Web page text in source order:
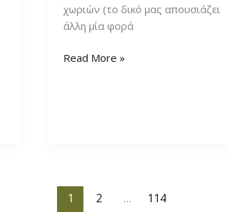
χωριών (το δικό μας απουσιάζει
άλλη μία φορά
Γη
Read More »
1 2 … 114